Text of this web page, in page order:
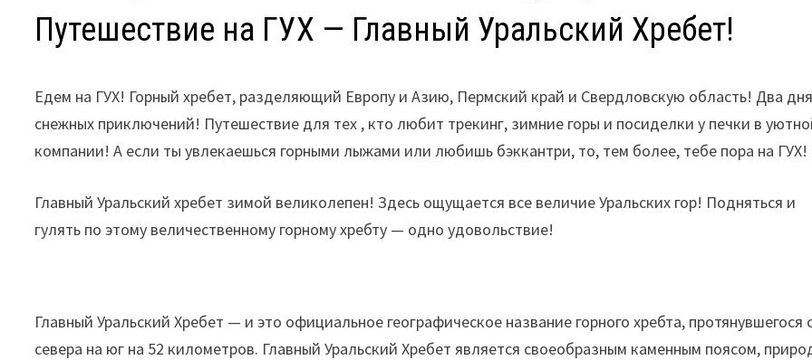
Путешествие на ГУХ — Главный Уральский Хребет!
Едем на ГУХ! Горный хребет, разделяющий Европу и Азию, Пермский край и Свердловскую область! Два
снежных приключений! Путешествие для тех , кто любит трекинг, зимние горы и посиделки у печки в
компании! А если ты увлекаешься горными лыжами или любишь бэккантри, то, тем более, тебе пора на ГУХ!
Главный Уральский хребет зимой великолепен! Здесь ощущается все величие Уральских гор! Подняться и
гулять по этому величественному горному хребту — одно удовольствие!
Главный Уральский Хребет — и это официальное географическое название горного хребта, протянувшегося
севера на юг на 52 километров. Главный Уральский Хребет является своеобразным каменным поясом,